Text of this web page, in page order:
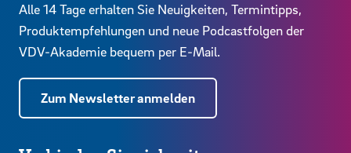
Alle 14 Tage erhalten Sie Neuigkeiten, Termintipps,
Produktempfehlungen und neue Podcastfolgen der
VDV-Akademie bequem per E-Mail.
Zum Newsletter anmelden